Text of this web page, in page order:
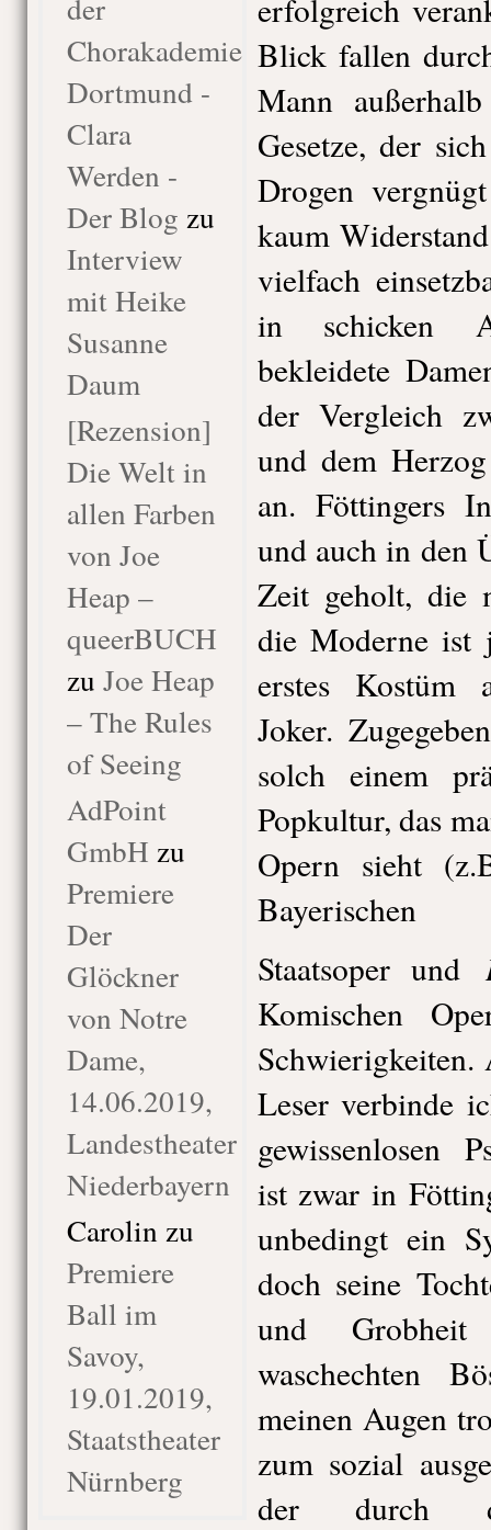
der
Chorakademie
Dortmund -
Clara
Werden -
Der Blog zu
Interview
mit Heike
Susanne
Daum
[Rezension]
Die Welt in
allen Farben
von Joe
Heap –
queerBUCH
zu Joe Heap
– The Rules
of Seeing
AdPoint
GmbH zu
Premiere
Der
Glöckner
von Notre
Dame,
14.06.2019,
Landestheater
Niederbayern
Carolin zu
Premiere
Ball im
Savoy,
19.01.2019,
Staatstheater
Nürnberg
erfolgreich
Blick fallen
Mann
Gesetze, der
Drogen
kaum
vielfach
in schicken
bekleidete
der Vergleich
und dem
an. Föttingers
und auch in den
Zeit geholt, die
die Moderne ist
erstes Kostüm
Joker.
solch einem
Popkultur, das
Opern sieht
Bayerischen
Staatsoper und
Komischen
Schwierigkeiten.
Leser verbinde
gewissenlosen
ist zwar in
unbedingt ein
doch seine
und
waschechten
meinen Augen
zum sozial
der durch